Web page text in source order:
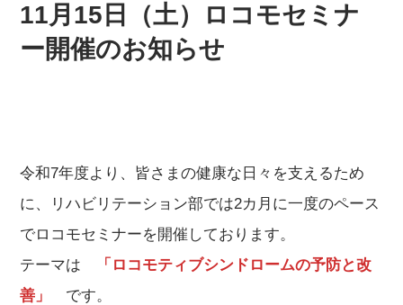
11月15日（土）ロコモセミナ
ー開催のお知らせ
令和7年度より、皆さまの健康な日々を支えるため
に、リハビリテーション部では2カ月に一度のペース
でロコモセミナーを開催しております。
テーマは
「ロコモティブシンドロームの予防と改
善」
です。